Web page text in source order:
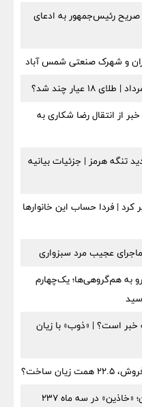
رئیس‌جمهور به ادعای
و شهرک صنعتی شمس آباد
از انتقال رضا شکاری به
تنگه هرمز | جزئیات بیانیه
کالابرگ مرداد ۱۴۰۵ تغییر کرد | فردا حساب این خانوارها
عجیب مرد سبزواری
دارو به هم‌گروهی‌ها؛ یک‌چهارم
چه خبر است؟ | «ذوب» با زیان
سقوط ۶۷ درصدی درآمد سایپا آذین؛ «خاذین» در سه ماه ۲۳۷